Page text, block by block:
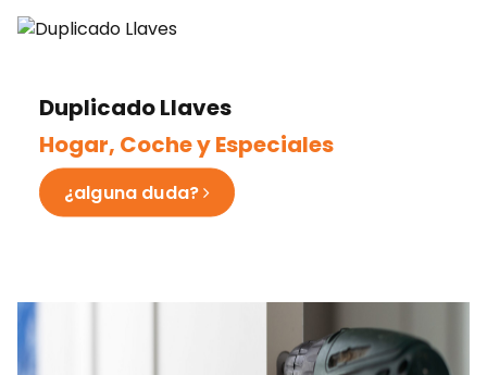
Duplicado Llaves
Hogar, Coche y Especiales
¿alguna duda?